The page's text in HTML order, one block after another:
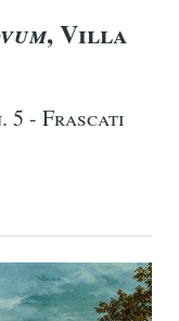
, Villa
5 - Frascati